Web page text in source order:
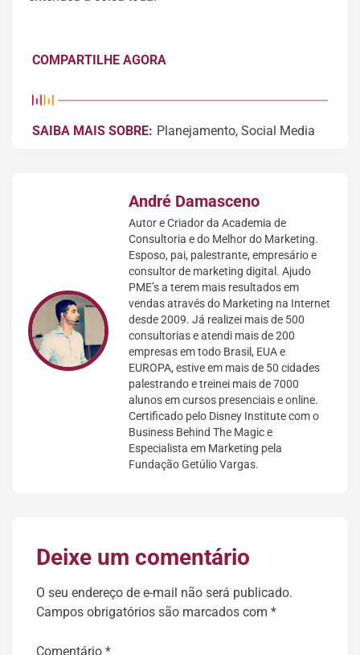
COMPARTILHE AGORA
SAIBA MAIS SOBRE: Planejamento, Social Media
André Damasceno
Autor e Criador da Academia de
Consultoria e do Melhor do Marketing.
Esposo, pai, palestrante, empresário e
consultor de marketing digital. Ajudo
PME’s a terem mais resultados em
vendas através do Marketing na Internet
desde 2009. Já realizei mais de 500
consultorias e atendi mais de 200
empresas em todo Brasil, EUA e
EUROPA, estive em mais de 50 cidades
palestrando e treinei mais de 7000
alunos em cursos presenciais e online.
Certificado pelo Disney Institute com o
Business Behind The Magic e
Especialista em Marketing pela
Fundação Getúlio Vargas.
Deixe um comentário
O seu endereço de e-mail não será publicado.
Campos obrigatórios são marcados com *
Comentário *